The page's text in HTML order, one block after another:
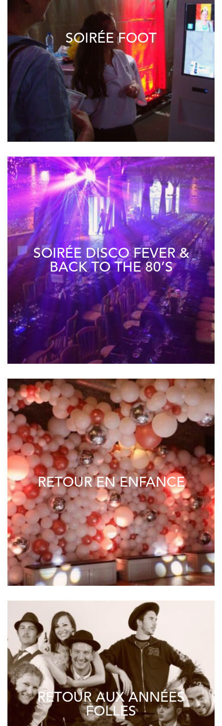
SOIRÉE FOOT
SOIRÉE DISCO FEVER &
BACK TO THE 80’S
RETOUR EN ENFANCE
RETOUR AUX ANNÉES
FOLLES